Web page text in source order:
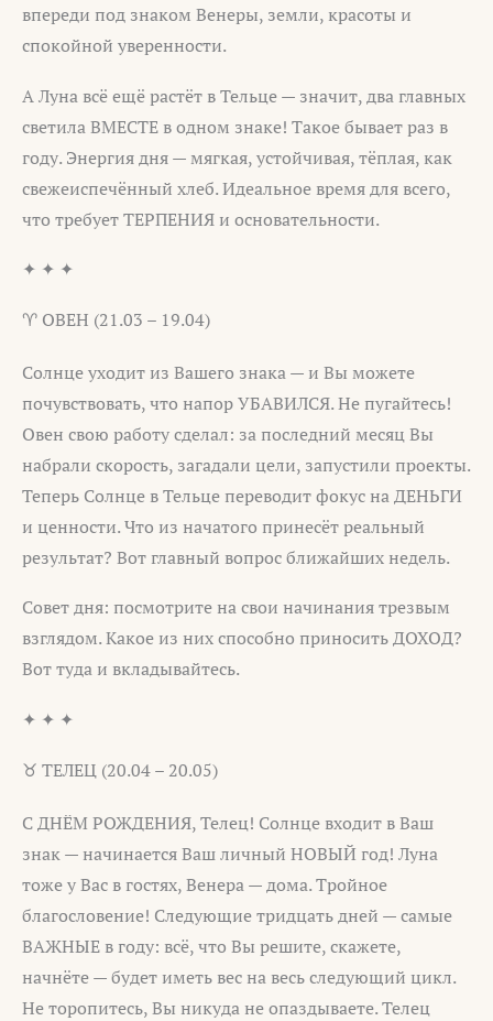
впереди под знаком Венеры, земли, красоты и
спокойной уверенности.
А Луна всё ещё растёт в Тельце — значит, два главных
светила ВМЕСТЕ в одном знаке! Такое бывает раз в
году. Энергия дня — мягкая, устойчивая, тёплая, как
свежеиспечённый хлеб. Идеальное время для всего,
что требует ТЕРПЕНИЯ и основательности.
✦ ✦ ✦
♈ ОВЕН (21.03 – 19.04)
Солнце уходит из Вашего знака — и Вы можете
почувствовать, что напор УБАВИЛСЯ. Не пугайтесь!
Овен свою работу сделал: за последний месяц Вы
набрали скорость, загадали цели, запустили проекты.
Теперь Солнце в Тельце переводит фокус на ДЕНЬГИ
и ценности. Что из начатого принесёт реальный
результат? Вот главный вопрос ближайших недель.
Совет дня: посмотрите на свои начинания трезвым
взглядом. Какое из них способно приносить ДОХОД?
Вот туда и вкладывайтесь.
✦ ✦ ✦
♉ ТЕЛЕЦ (20.04 – 20.05)
С ДНЁМ РОЖДЕНИЯ, Телец! Солнце входит в Ваш
знак — начинается Ваш личный НОВЫЙ год! Луна
тоже у Вас в гостях, Венера — дома. Тройное
благословение! Следующие тридцать дней — самые
ВАЖНЫЕ в году: всё, что Вы решите, скажете,
начнёте — будет иметь вес на весь следующий цикл.
Не торопитесь, Вы никуда не опаздываете. Телец